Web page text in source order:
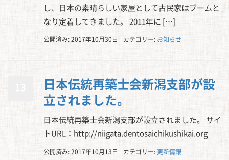
し、日本の素晴らしい家屋として古民家はブームと
なり定着してきました。 2011年に […]
公開済み: 2017年10月30日 カテゴリー: お知らせ
日本伝統再築士会新潟支部が設
立されました。
日本伝統再築士会新潟支部が設立されました。 サイ
トURL：http://niigata.dentosaichikushikai.org
公開済み: 2017年10月13日 カテゴリー:更新情報